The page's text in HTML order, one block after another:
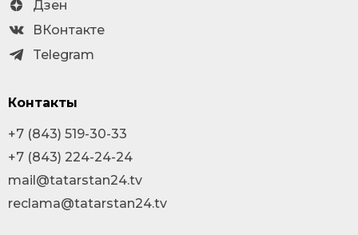
Дзен
ВКонтакте
Telegram
Контакты
+7 (843) 519-30-33
+7 (843) 224-24-24
mail@tatarstan24.tv
reclama@tatarstan24.tv